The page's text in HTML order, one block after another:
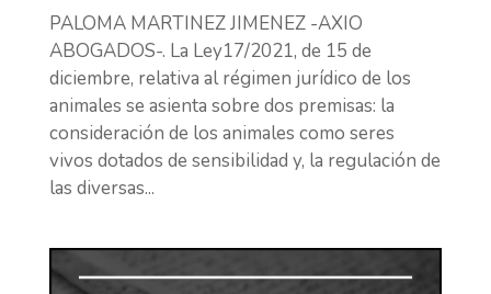
PALOMA MARTINEZ JIMENEZ -AXIO
ABOGADOS-. La Ley17/2021, de 15 de
diciembre, relativa al régimen jurídico de los
animales se asienta sobre dos premisas: la
consideración de los animales como seres
vivos dotados de sensibilidad y, la regulación de
las diversas...